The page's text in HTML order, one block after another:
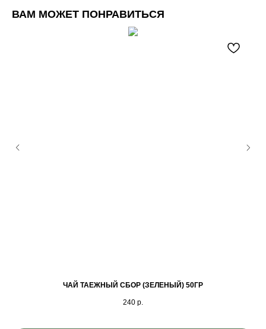
ВАМ МОЖЕТ ПОНРАВИТЬСЯ
ЧАЙ ТАЕЖНЫЙ СБОР (ЗЕЛЕНЫЙ) 50ГР
240 р.